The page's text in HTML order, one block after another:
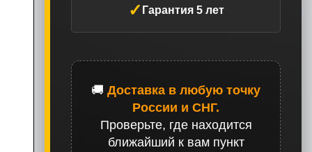
✓ Гарантия 5 лет
🚚 Доставка в любую точку
России и СНГ.
Проверьте, где находится
ближайший к вам пункт